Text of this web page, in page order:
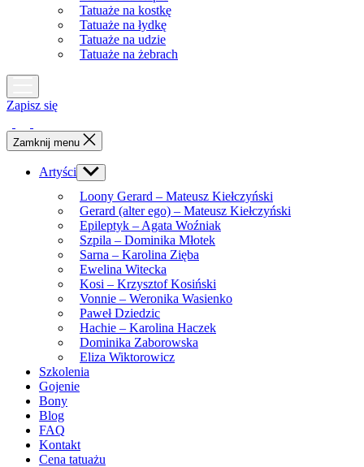
Tatuaże na kostkę
Tatuaże na łydkę
Tatuaże na udzie
Tatuaże na żebrach
Zapisz się
Zamknij menu
Artyści Show
sub
menu
Loony Gerard – Mateusz Kiełczyński
Gerard (alter ego) – Mateusz Kiełczyński
Epileptyk – Agata Woźniak
Szpila – Dominika Młotek
Sarna – Karolina Zięba
Ewelina Witecka
Kosi – Krzysztof Kosiński
Vonnie – Weronika Wasienko
Paweł Dziedzic
Hachie – Karolina Haczek
Dominika Zaborowska
Eliza Wiktorowicz
Szkolenia
Gojenie
Bony
Blog
FAQ
Kontakt
Cena tatuażu